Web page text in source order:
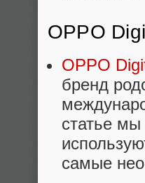
OPPO
OPPO
бренд
статье мы
самые